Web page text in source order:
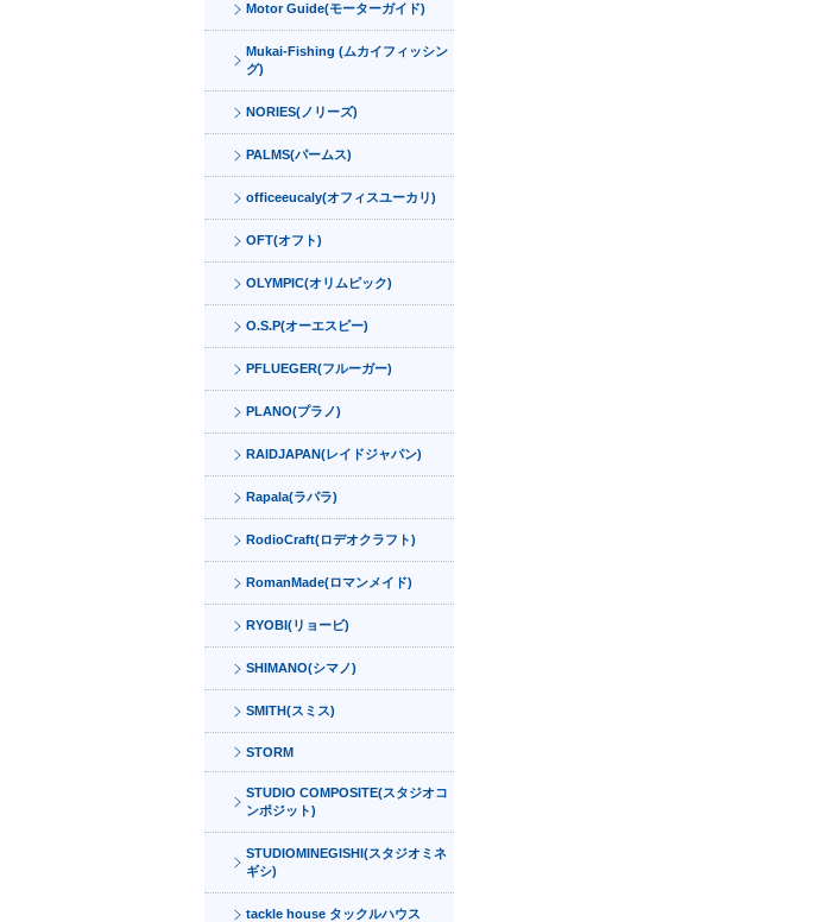
Motor Guide(モーターガイド)
Mukai-Fishing (ムカイフィッシン
グ)
NORIES(ノリーズ)
PALMS(パームス)
officeeucaly(オフィスユーカリ)
OFT(オフト)
OLYMPIC(オリムピック)
O.S.P(オーエスピー)
PFLUEGER(フルーガー)
PLANO(プラノ)
RAIDJAPAN(レイドジャパン)
Rapala(ラパラ)
RodioCraft(ロデオクラフト)
RomanMade(ロマンメイド)
RYOBI(リョービ)
SHIMANO(シマノ)
SMITH(スミス)
STORM
STUDIO COMPOSITE(スタジオコ
ンポジット)
STUDIOMINEGISHI(スタジオミネ
ギシ)
tackle house タックルハウス